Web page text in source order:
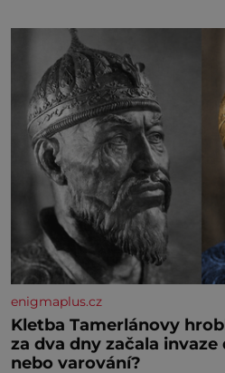
enigmaplus.cz
Kletba Tamerlánovy
za dva dny začala invaze
nebo varování?